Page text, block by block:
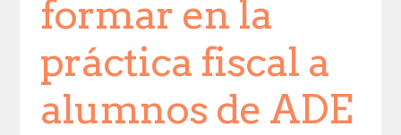
formar en la
práctica fiscal a
alumnos de ADE